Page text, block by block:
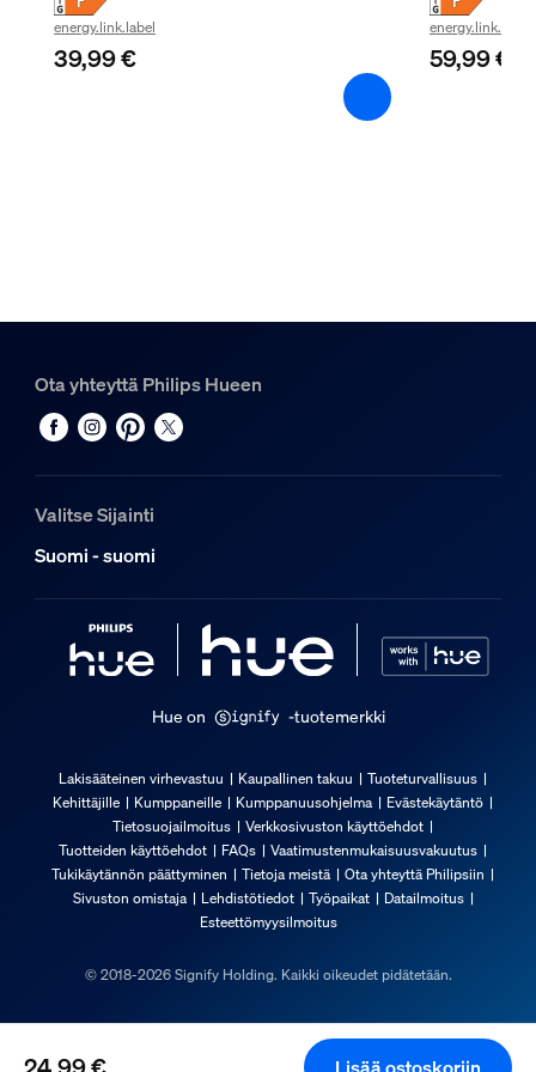
15 000
Ympäristöystävällisyys
Kyllä
Himmennettävä Hue-sovelluksella ja kytkimellä
Kyllä
Takuu
2 vuotta
Valon ominaisuudet
Keilakulma
Värilämpötila
2200-6500 K
energy.link.label
39,99 €
energy.link.label
59,99 €
Ota yhteyttä Philips Hueen
Valitse Sijainti
Suomi - suomi
Hue on -tuotemerkki
Lakisääteinen virhevastuu Kaupallinen takuu
Tuoteturvallisuus
Kehittäjille
Kumppaneille Kumppanuusohjelma
Evästekäytäntö
Tietosuojailmoitus
Verkkosivuston käyttöehdot
Tuotteiden käyttöehdot
FAQs
Vaatimustenmukaisuusvakuutus
Tukikäytännön päättyminen
Tietoja meistä
Ota yhteyttä Philipsiin
Sivuston omistaja
Lehdistötiedot Työpaikat
Datailmoitus
Esteettömyysilmoitus
© 2018-2026 Signify Holding. Kaikki oikeudet pidätetään.